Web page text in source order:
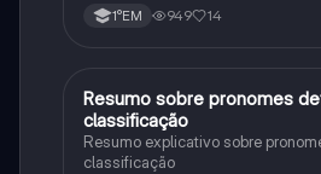
1°EM 949 14
Português
Resumo sobre pronomes
classificação
Resumo explicativo sobre
classificação